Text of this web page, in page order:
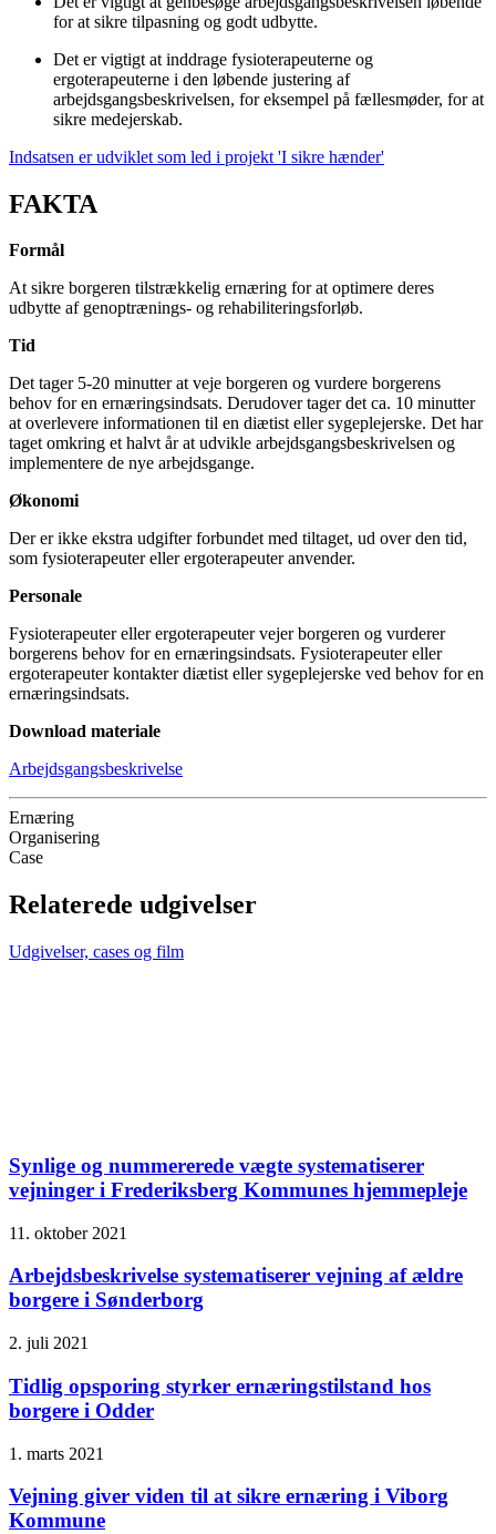
for at sikre tilpasning og godt udbytte.
Det er vigtigt at inddrage fysioterapeuterne og
ergoterapeuterne i den løbende justering af
arbejdsgangsbeskrivelsen, for eksempel på fællesmøder, for at
sikre medejerskab.
Indsatsen er udviklet som led i projekt 'I sikre hænder'
FAKTA
Formål
At sikre borgeren tilstrækkelig ernæring for at optimere deres
udbytte af genoptrænings- og rehabiliteringsforløb.
Tid
Det tager 5-20 minutter at veje borgeren og vurdere borgerens
behov for en ernæringsindsats. Derudover tager det ca. 10 minutter
at overlevere informationen til en diætist eller sygeplejerske. Det har
taget omkring et halvt år at udvikle arbejdsgangsbeskrivelsen og
implementere de nye arbejdsgange.
Økonomi
Der er ikke ekstra udgifter forbundet med tiltaget, ud over den tid,
som fysioterapeuter eller ergoterapeuter anvender.
Personale
Fysioterapeuter eller ergoterapeuter vejer borgeren og vurderer
borgerens behov for en ernæringsindsats. Fysioterapeuter eller
ergoterapeuter kontakter diætist eller sygeplejerske ved behov for en
ernæringsindsats.
Download materiale
Arbejdsgangsbeskrivelse
Ernæring
Organisering
Case
Relaterede udgivelser
Udgivelser, cases og film
Synlige og nummererede vægte systematiserer
vejninger i Frederiksberg Kommunes hjemmepleje
11. oktober 2021
Arbejdsbeskrivelse systematiserer vejning af ældre
borgere i Sønderborg
2. juli 2021
Tidlig opsporing styrker ernæringstilstand hos
borgere i Odder
1. marts 2021
Vejning giver viden til at sikre ernæring i Viborg
Kommune